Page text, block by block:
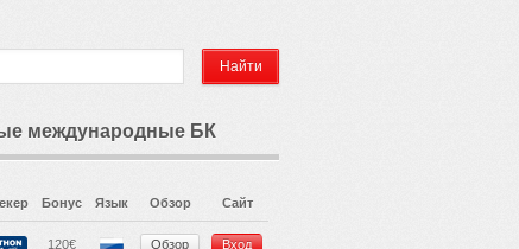
международные БК
Бонус Язык Обзор Сайт
120€ Обзор Вход